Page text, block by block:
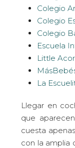
Colegio
Colegio
Colegio
Escuela
Little
La
Llegar en
que
cuesta
con la amplia